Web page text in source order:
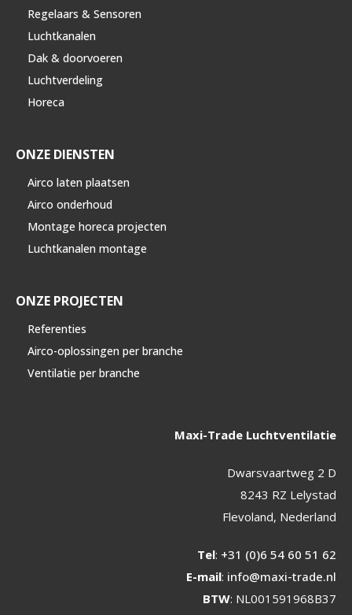
Regelaars & Sensoren
Luchtkanalen
Dak & doorvoeren
Luchtverdeling
Horeca
ONZE DIENSTEN
Airco laten plaatsen
Airco onderhoud
Montage horeca projecten
Luchtkanalen montage
ONZE PROJECTEN
Referenties
Airco-oplossingen per branche
Ventilatie per branche
Maxi-Trade Luchtventilatie
Dwarsvaartweg 2 D
8243 RZ Lelystad
Flevoland, Nederland
Tel: +31 (0)6 54 60 51 62
E-mail: info@maxi-trade.nl
BTW: NL001591968B37